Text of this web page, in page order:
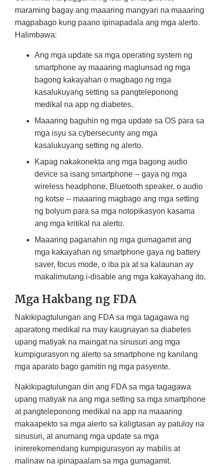
maraming bagay ang maaaring mangyari na maaaring
magpabago kung paano ipinapadala ang mga alerto.
Halimbawa:
Ang mga update sa mga operating system ng
smartphone ay maaaring maglunsad ng mga
bagong kakayahan o magbago ng mga
kasalukuyang setting sa pangteleponong
medikal na app ng diabetes.
Maaaring baguhin ng mga update sa OS para sa
mga isyu sa cybersecurity ang mga
kasalukuyang setting ng alerto.
Kapag nakakonekta ang mga bagong audio
device sa isang smartphone -- gaya ng mga
wireless headphone, Bluetooth speaker, o audio
ng kotse -- maaaring magbago ang mga setting
ng bolyum para sa mga notopikasyon kasama
ang mga kritikal na alerto.
Maaaring paganahin ng mga gumagamit ang
mga kakayahan ng smartphone gaya ng battery
saver, focus mode, o iba pa at sa kalaunan ay
makalimutang i-disable ang mga kakayahang ito.
Mga Hakbang ng FDA
Nakikipagtulungan ang FDA sa mga tagagawa ng
aparatong medikal na may kaugnayan sa diabetes
upang matiyak na maingat na sinusuri ang mga
kumpigurasyon ng alerto sa smartphone ng kanilang
mga aparato bago gamitin ng mga pasyente.
Nakikipagtulungan din ang FDA sa mga tagagawa
upang matiyak na ang mga setting sa mga smartphone
at pangteleponong medikal na app na maaaring
makaapekto sa mga alerto sa kaligtasan ay patuloy na
sinusuri, at anumang mga update sa mga
inirerekomendang kumpigurasyon ay mabilis at
malinaw na ipinapaalam sa mga gumagamit.